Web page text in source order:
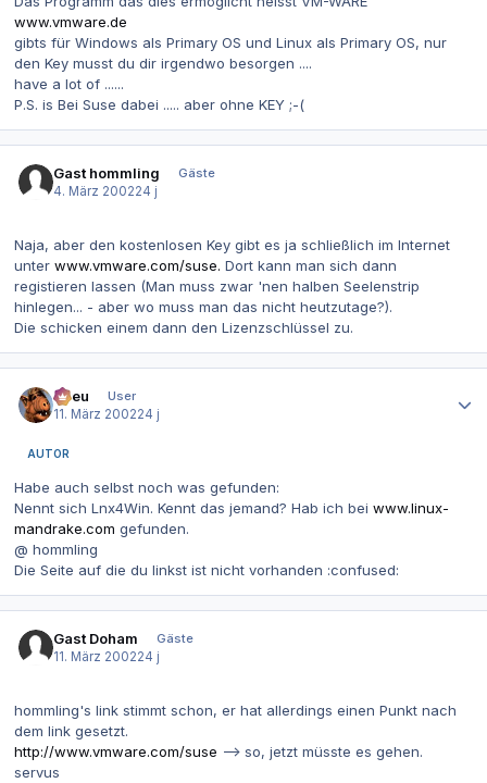
www.vmware.de
gibts für Windows als Primary OS und Linux als Primary OS, nur
den Key musst du dir irgendwo besorgen ....
have a lot of ......
P.S. is Bei Suse dabei ..... aber ohne KEY ;-(
Gast hommling
Gäste
4. März 200224 j
Naja, aber den kostenlosen Key gibt es ja schließlich im Internet
unter www.vmware.com/suse. Dort kann man sich dann
registieren lassen (Man muss zwar 'nen halben Seelenstrip
hinlegen... - aber wo muss man das nicht heutzutage?).
Die schicken einem dann den Lizenzschlüssel zu.
etreu
User
11. März 200224 j
AUTOR
Habe auch selbst noch was gefunden:
Nennt sich Lnx4Win. Kennt das jemand? Hab ich bei www.linux-
mandrake.com gefunden.
@ hommling
Die Seite auf die du linkst ist nicht vorhanden :confused:
Gast Doham
Gäste
11. März 200224 j
hommling's link stimmt schon, er hat allerdings einen Punkt nach
dem link gesetzt.
http://www.vmware.com/suse --> so, jetzt müsste es gehen.
servus